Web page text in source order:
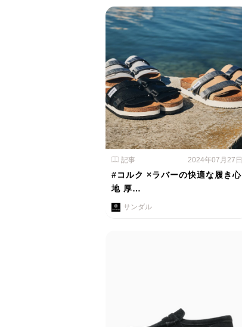
記事 2024年07月27日
#コルク ×ラバーの快適な履き心
地 厚…
サンダル